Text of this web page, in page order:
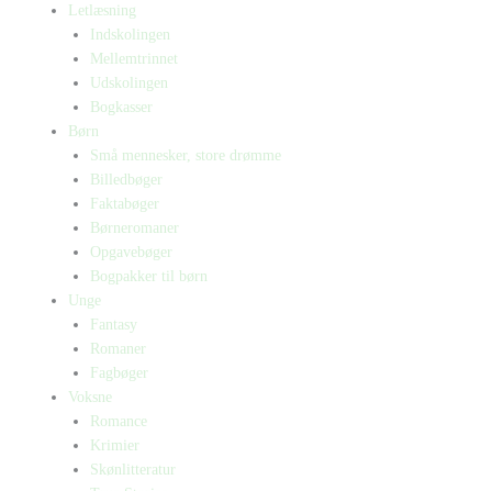
Letlæsning
Indskolingen
Mellemtrinnet
Udskolingen
Bogkasser
Børn
Små mennesker, store drømme
Billedbøger
Faktabøger
Børneromaner
Opgavebøger
Bogpakker til børn
Unge
Fantasy
Romaner
Fagbøger
Voksne
Romance
Krimier
Skønlitteratur